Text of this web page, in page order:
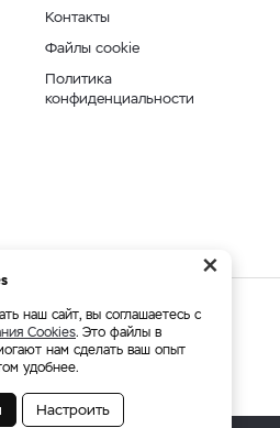
Контакты
Файлы cookie
Политика
конфиденциальности
в масле".
×
наш сайт, вы соглашаетесь с
Cookies. Это файлы в
нам сделать ваш опыт
удобнее.
Настроить